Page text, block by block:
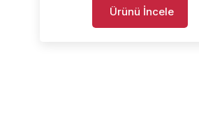
Ürünü İncele